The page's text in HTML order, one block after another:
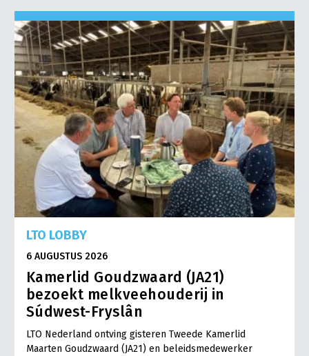
LTO LOBBY
6 AUGUSTUS 2026
Kamerlid Goudzwaard (JA21)
bezoekt melkveehouderij in
Súdwest-Fryslân
LTO Nederland ontving gisteren Tweede Kamerlid
Maarten Goudzwaard (JA21) en beleidsmedewerker